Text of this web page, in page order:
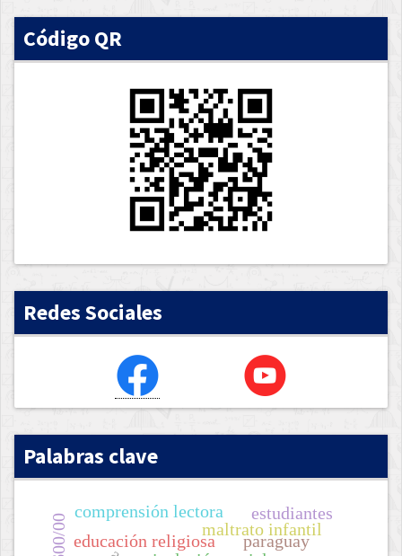
Código QR
Redes Sociales
Palabras clave
educación religiosa
paraguay
maltrato infantil
estudiantes
comprensión lectora